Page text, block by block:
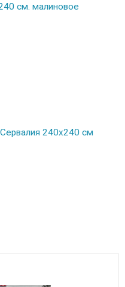
см. малиновое
240х240 см